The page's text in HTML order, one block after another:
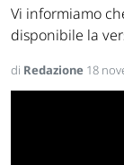
Vi informiamo
disponibile la
di Redazione 18